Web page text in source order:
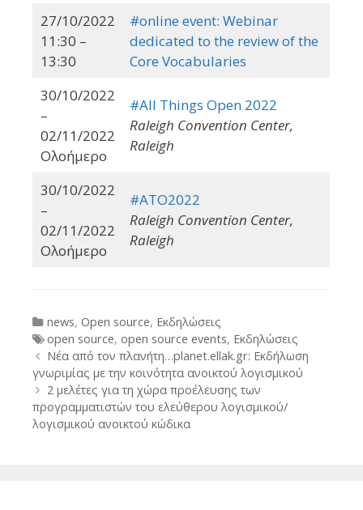
27/10/2022
11:30 –
13:30
#online event: Webinar
dedicated to the review of the
Core Vocabularies
30/10/2022
–
02/11/2022
Ολοήμερο
#All Things Open 2022
Raleigh Convention Center,
Raleigh
30/10/2022
–
02/11/2022
Ολοήμερο
#ATO2022
Raleigh Convention Center,
Raleigh
Categories
news, Open source, Εκδηλώσεις
Tags
open source, open source events, Εκδηλώσεις
Post
navigation
Νέα από τον πλανήτη…planet.ellak.gr: Εκδήλωση
γνωριμίας με την κοινότητα ανοικτού λογισμικού
2 μελέτες για τη χώρα προέλευσης των
προγραμματιστών του ελεύθερου λογισμικού/
λογισμικού ανοικτού κώδικα